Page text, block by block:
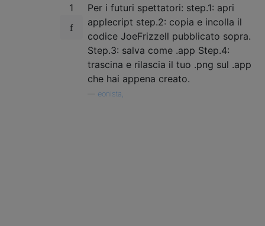
set folderpath to POSIX path
do shell script "iconutil -c
display dialog ("Icon created
tell application "Finder" to
        else
display dialog (inputname & "
        end if
    end repeat
1
Per i futuri spettatori: step.1: apri
applecript step.2: copia e incolla il
codice JoeFrizzell pubblicato sopra.
Step.3: salva come .app Step.4:
trascina e rilascia il tuo .png sul .app
che hai appena creato.
eonista,